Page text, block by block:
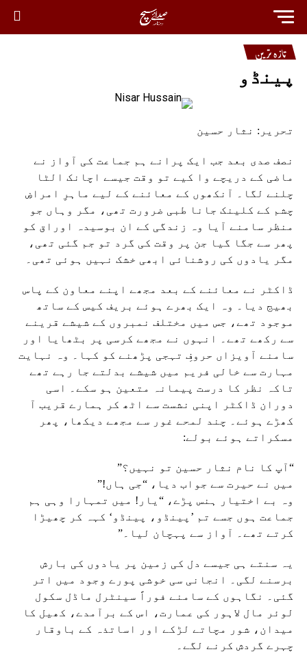
تازہ ترین
پینڈو
تحریر: نثار حسین
نصف صدی بعد جب ایک پرانے ہم جماعت کی آواز نے
ماضی کے دریچے وا کیے تو وقت جیسے اچانک الٹا
چلنے لگا۔ آنکھوں کے معائنے کے لیے ماہرِ امراضِ
چشم کے کلینک جانا طبی ضرورت تھی، مگر وہاں جو
منظر سامنے آیا وہ زندگی کے ان بوسیدہ اوراق کو
پھر سے جگا گیا جن پر وقت کی گرد تو جم گئی تھی،
مگر یادوں کی روشنائی ابھی خشک نہیں ہوئی تھی۔
ڈاکٹر نے معائنے کے بعد مجھے اپنے معاون کے پاس
بھیج دیا۔ وہ ایک بھرے ہوئے بریف کیس کے ساتھ
موجود تھے، جس میں مختلف نمبروں کے شیشے قرینے
سے رکھے تھے۔ انہوں نے مجھے کرسی پر بٹھایا اور
سامنے آویزاں حروفِ تہجی پڑھنے کو کہا۔ وہ نہایت
مہارت سے خالی فریم میں شیشے بدلتے جا رہے تھے
تاکہ نظر کا درست پیمانہ متعین ہو سکے۔ اسی
دوران ڈاکٹر اپنی نشست سے اٹھ کر ہمارے قریب آ
کھڑے ہوئے۔ چند لمحے غور سے مجھے دیکھا، پھر
مسکراتے ہوئے بولے:
“آپ کا نام نثار حسین تو نہیں؟”
میں نے حیرت سے جواب دیا، “جی ہاں!”
وہ بے اختیار ہنس پڑے، “یار! میں تمہارا وہی ہم
جماعت ہوں جسے تم ’پینڈو، پینڈو‘ کہہ کر چھیڑا
کرتے تھے۔ آواز سے پہچان لیا۔”
یہ سنتے ہی جیسے دل کی زمین پر یادوں کی بارش
برسنے لگی۔ انجانی سی خوشی پورے وجود میں اتر
گئی۔ نگاہوں کے سامنے فوراً سینٹرل ماڈل سکول
لوئر مال لاہور کی عمارت، اس کے برآمدے، کھیل کا
میدان، شور مچاتے لڑکے اور اساتذہ کے باوقار
چہرے گردش کرنے لگے۔